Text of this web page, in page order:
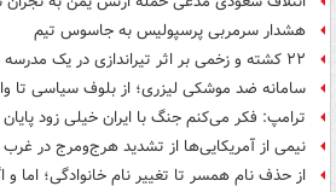
هشدار سرمربی پرسپولیس به جاسوس تیم
۲۲ کشته و زخمی بر اثر تیراندازی در یک مدرسه در تایلند+ فیلم
سامانه ضد موشکی لیزری؛ از بلوف سیاسی تا
ترامپ: فکر می‌کنم جنگ با ایران خیلی زود پایان
نیمی از آمریکایی‌ها از تشدید هرج‌ومرج در
از حذف نام همسر تا تغییر نام خانوادگی؛ اما